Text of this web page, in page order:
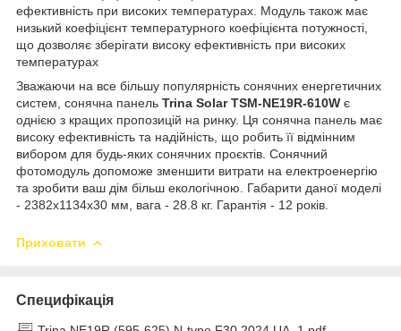
ефективність при високих температурах. Модуль також має
низький коефіцієнт температурного коефіцієнта потужності,
що дозволяє зберігати високу ефективність при високих
температурах
Зважаючи на все більшу популярність сонячних енергетичних
систем, сонячна панель Trina Solar TSM-NE19R-610W є
однією з кращих пропозицій на ринку. Ця сонячна панель має
високу ефективність та надійність, що робить її відмінним
вибором для будь-яких сонячних проєктів. Сонячний
фотомодуль допоможе зменшити витрати на електроенергію
та зробити ваш дім більш екологічною. Габарити даної моделі
- 2382х1134х30 мм, вага - 28.8 кг. Гарантія - 12 років.
Приховати
Специфікація